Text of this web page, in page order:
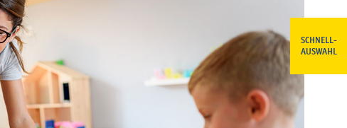
SCHNELL-
AUSWAHL